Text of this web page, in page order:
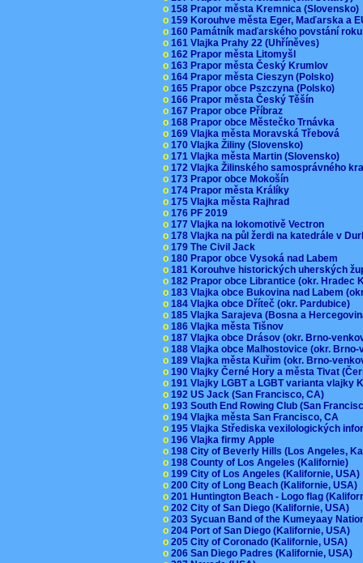
o 158 Prapor města Kremnica (Slovensko)
o 159 Korouhve města Eger, Maďarska a
o 160 Památník maďarského povstání
o 161 Vlajka Prahy 22 (Uhříněves)
o 162 Prapor města Litomyšl
o 163 Prapor města Český Krumlov
o 164 Prapor města Cieszyn (Polsko)
o 165 Prapor obce Pszczyna (Polsko)
o 166 Prapor města Český Těšín
o 167 Prapor obce Příbraz
o 168 Prapor obce Městečko Trnávka
o 169 Vlajka města Moravská Třebová
o 170 Vlajka Žiliny (Slovensko)
o 171 Vlajka města Martin (Slovensko)
o 172 Vlajka Žilinského samosprávného
o 173 Prapor obce Mokošín
o 174 Prapor města Králíky
o 175 Vlajka města Rajhrad
o 176 PF 2019
o 177 Vlajka na lokomotivě Vectron
o 178 Vlajka na půl žerdi na katedrále v
o 179 The Civil Jack
o 180 Prapor obce Vysoká nad Labem
o 181 Korouhve historických uherských
o 182 Prapor obce Librantice (okr. Hradec
o 183 Vlajka obce Bukovina nad Labem
o 184 Vlajka obce Dříteč (okr. Pardubice)
o 185 Vlajka Sarajeva (Bosna a
o 186 Vlajka města Tišnov
o 187 Vlajka obce Drásov (okr. Brno-
o 188 Vlajka obce Malhostovice (okr.
o 189 Vlajka města Kuřim (okr. Brno-
o 190 Vlajky Černé Hory a města Tivat
o 191 Vlajky LGBT a LGBT varianta vlajky
o 192 US Jack (San Francisco, CA)
o 193 South End Rowing Club (San
o 194 Vlajka města San Francisco, CA
o 195 Vlajka Střediska vexilologických
o 196 Vlajka firmy Apple
o 198 City of Beverly Hills (Los Angeles,
o 198 County of Los Angeles (Kalifornie)
o 199 City of Los Angeles (Kalifornie,
o 200 City of Long Beach (Kalifornie, USA)
o 201 Huntington Beach - Logo flag
o 202 City of San Diego (Kalifornie, USA)
o 203 Sycuan Band of the Kumeyaay
o 204 Port of San Diego (Kalifornie, USA)
o 205 City of Coronado (Kalifornie, USA)
o 206 San Diego Padres (Kalifornie, USA)